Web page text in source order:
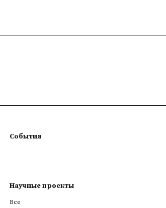
События
Научные проекты
Все